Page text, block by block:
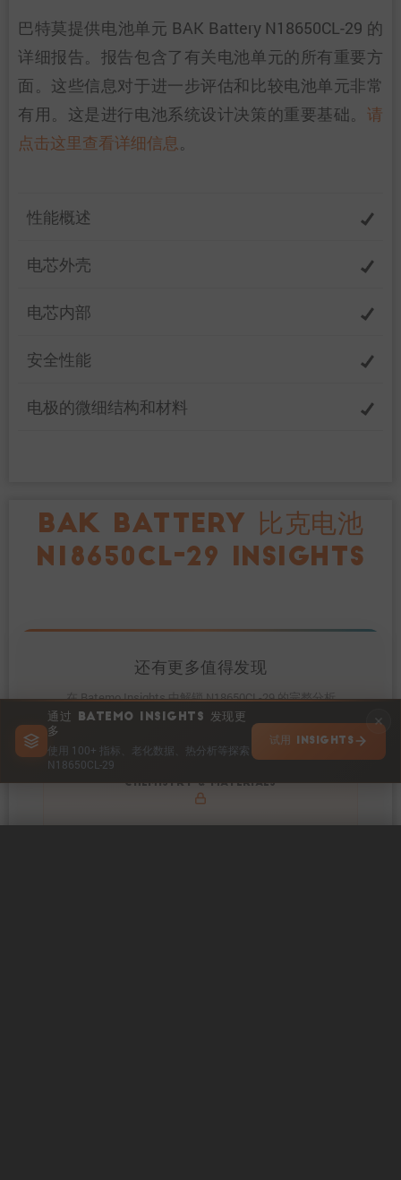
通过 BATEMO INSIGHTS 发现更
多
使用 100+ 指标、老化数据、热分析等探索
N18650CL-29
试用 INSIGHTS
巴特莫提供电池单元 BAK Battery N18650CL-29 的
详细报告。报告包含了有关电池单元的所有重要方
面。这些信息对于进一步评估和比较电池单元非常
有用。这是进行电池系统设计决策的重要基础。 请
点击这里查看详细信息。
性能概述
电芯外壳
电芯内部
安全性能
电极的微细结构和材料
BAK BATTERY 比克电池
N18650CL-29 INSIGHTS
还有更多值得发现
在 Batemo Insights 中解锁 N18650CL-29 的完整分析
CHEMISTRY & MATERIALS
Get to know active materials for the N18650CL-29